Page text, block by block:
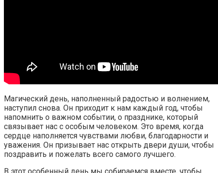
Магический день, наполненный радостью и волнением,
наступил снова. Он приходит к нам каждый год, чтобы
напомнить о важном событии, о празднике, который
связывает нас с особым человеком. Это время, когда
сердце наполняется чувствами любви, благодарности и
уважения. Он призывает нас открыть двери души, чтобы
поздравить и пожелать всего самого лучшего.